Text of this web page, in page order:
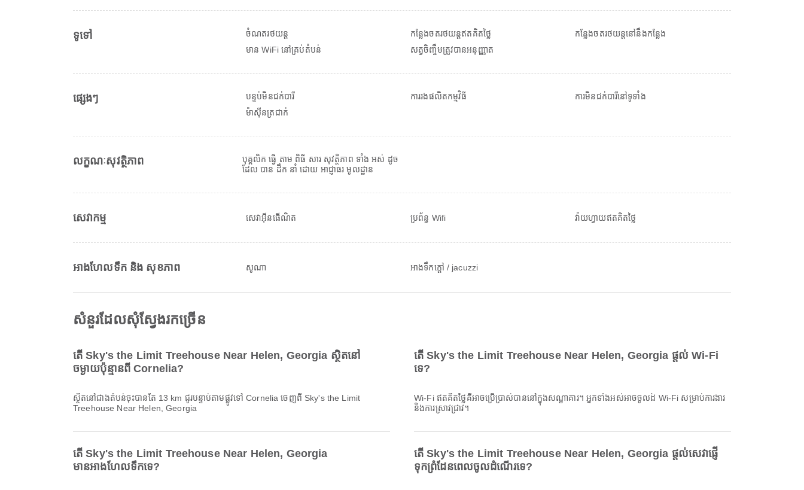
ទូទៅ ចំណតរថយន្ត កន្លែងចតរថយន្តឥតគិតថ្លៃ
កន្លែងចតរថយន្តនៅនឹងកន្លែង
មាន WiFi នៅគ្រប់តំបន់
សត្វចិញ្ចឹមត្រូវបានអនុញ្ញាត
ផ្សេងៗ បន្ទប់មិនជក់បារី ការរងផលិតកម្មវិធី
ការមិនជក់បារីនៅទូទាំង
ម៉ាស៊ីនត្រជាក់
លក្ខណៈសុវត្ថិភាព
បុគ្គលិក ធ្វើ តាម ពិធី សារ សុវត្ថិភាព ទាំង អស់ ដូច
ដែល បាន ដឹក នាំ ដោយ អាជ្ញាធរ មូលដ្ឋាន
សេវាកម្ម សេវាអ៊ីនធើណិត ប្រព័ន្ធ Wifi វ៉ាយហ្វាយឥតគិតថ្លៃ
អាងហែលទឹក និង សុខភាព សូណា អាងទឹកក្តៅ / jacuzzi
សំនួរដែលសុំស្វែងរកច្រើន
តើ Sky's the Limit Treehouse Near Helen, Georgia ស្ថិតនៅ
ចម្ងាយប៉ុន្មានពី Cornelia?
ស្ថិតនៅជាងតំបន់ចុះបានតែ 13 km ជូរបន្ទាប់តាមផ្លូវទៅ Cornelia ចេញពី Sky's the Limit
Treehouse Near Helen, Georgia
តើ Sky's the Limit Treehouse Near Helen, Georgia ផ្តល់ Wi-Fi
ទេ?
Wi-Fi ឥតគិតថ្លៃគឺអាចប្រើប្រាស់បាននៅក្នុងសណ្ឋាគារ។ អ្នកទាំងអស់អាចចូលដ៍ Wi-Fi សម្រាប់ការងារ
និងការស្រាវជ្រាវ។
តើ Sky's the Limit Treehouse Near Helen, Georgia
មានអាងហែលទឹកទេ?
តើ Sky's the Limit Treehouse Near Helen, Georgia ផ្តល់សេវាផ្ញើ
ទុកព្រំដែនពេលចូលដំណើរទេ?